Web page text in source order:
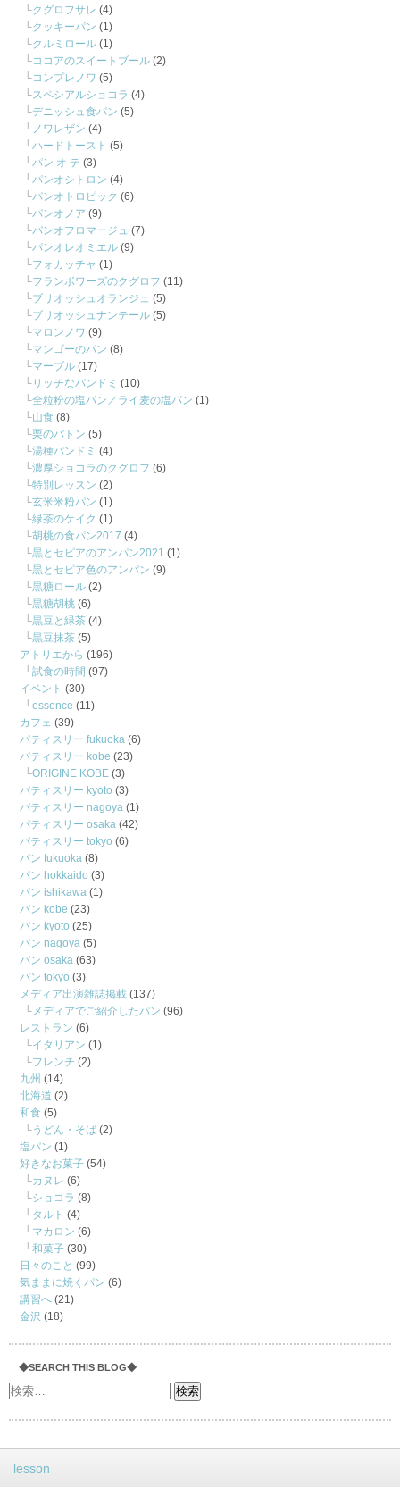
クグロフサレ (4)
クッキーパン (1)
クルミロール (1)
ココアのスイートブール (2)
コンプレノワ (5)
スペシアルショコラ (4)
デニッシュ食パン (5)
ノワレザン (4)
ハードトースト (5)
パン オ テ (3)
パンオシトロン (4)
パンオトロピック (6)
パンオノア (9)
パンオフロマージュ (7)
パンオレオミエル (9)
フォカッチャ (1)
フランボワーズのクグロフ (11)
ブリオッシュオランジュ (5)
ブリオッシュナンテール (5)
マロンノワ (9)
マンゴーのパン (8)
マーブル (17)
リッチなパンドミ (10)
全粒粉の塩パン／ライ麦の塩パン (1)
山食 (8)
栗のバトン (5)
湯種パンドミ (4)
濃厚ショコラのクグロフ (6)
特別レッスン (2)
玄米米粉パン (1)
緑茶のケイク (1)
胡桃の食パン2017 (4)
黒とセピアのアンパン2021 (1)
黒とセピア色のアンパン (9)
黒糖ロール (2)
黒糖胡桃 (6)
黒豆と緑茶 (4)
黒豆抹茶 (5)
アトリエから (196)
試食の時間 (97)
イベント (30)
essence (11)
カフェ (39)
パティスリー fukuoka (6)
パティスリー kobe (23)
ORIGINE KOBE (3)
パティスリー kyoto (3)
パティスリー nagoya (1)
パティスリー osaka (42)
パティスリー tokyo (6)
パン fukuoka (8)
パン hokkaido (3)
パン ishikawa (1)
パン kobe (23)
パン kyoto (25)
パン nagoya (5)
パン osaka (63)
パン tokyo (3)
メディア出演雑誌掲載 (137)
メディアでご紹介したパン (96)
レストラン (6)
イタリアン (1)
フレンチ (2)
九州 (14)
北海道 (2)
和食 (5)
うどん・そば (2)
塩パン (1)
好きなお菓子 (54)
カヌレ (6)
ショコラ (8)
タルト (4)
マカロン (6)
和菓子 (30)
日々のこと (99)
気ままに焼くパン (6)
講習へ (21)
金沢 (18)
◆SEARCH THIS BLOG◆
lesson